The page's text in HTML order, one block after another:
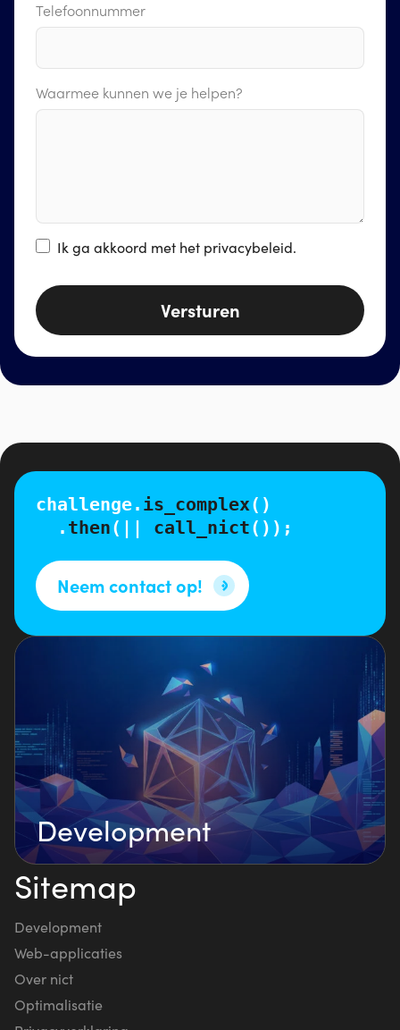
Telefoonnummer
Waarmee kunnen we je helpen?
Ik ga akkoord met het privacybeleid.
Versturen
challenge. is_complex()
. then(|| call_nict());
Neem contact op!
Development
Sitemap
Development
Web-applicaties
Over nict
Optimalisatie